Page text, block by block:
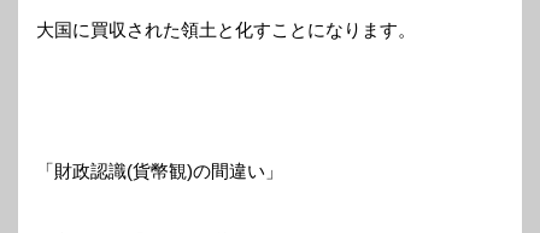
大国に買収された領土と化すことになります。
「財政認識(貨幣観)の間違い」